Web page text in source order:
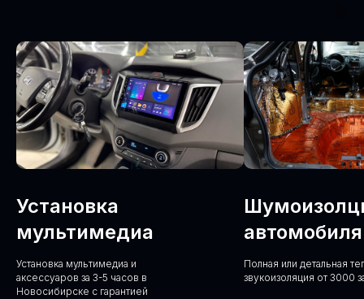
Установка
мультимедиа
Установка мультимедиа и
аксессуаров за 3-5 часов в
Новосибирске с гарантией
автомобиля
Полная или детальная
звукоизоляция от 3000